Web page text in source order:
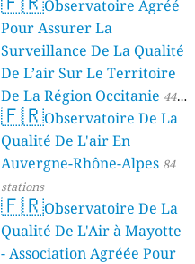
Observatoire Agréé
Pour Assurer La
Surveillance De La Qualité
De L’air Sur Le Territoire
De La Région Occitanie 44
stations
🇫🇷Observatoire De La
Qualité De L'air En
Auvergne-Rhône-Alpes 84
stations
🇫🇷Observatoire De La
Qualité De L'Air à Mayotte
- Association Agréée Pour